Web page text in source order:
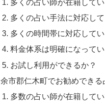
多くの占い師が在籍してい
多くの占い手法に対応し
多くの時間帯に対応してい
料金体系は明確になってい
お試し利用ができるか？
余市郡仁木町でお勧めできる
多数の占い師が在籍して